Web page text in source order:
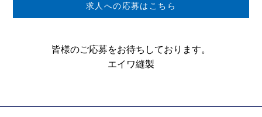
求人への応募はこちら
皆様のご応募をお待ちしております。
エイワ縫製